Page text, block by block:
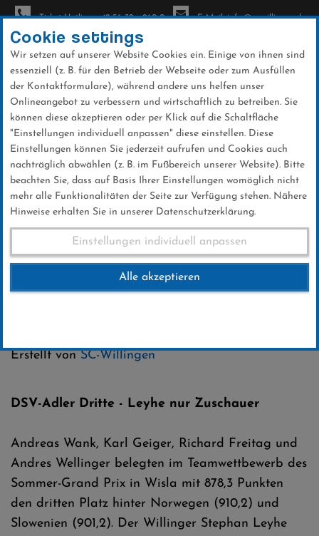
Direkt
zum
Inhalt
Ticket-Hotline: +49 56 32 - 960-0 E-Mail: info@sc-willingen.de
News
FIS Sommer Grand Prix Wisla
22.07.2016
Erstellt vonSC-Willingen
DSV-Adler Dritte - Leyhe nur Zuschauer
Andreas Wank, Karl Geiger, Richard Freitag und
Andres Wellinger belegten im Teamwettbewerb des
Sommer-Grand Prix in Wisla mit 878,3 Punkten
den dritten Platz hinter Norwegen (910,2) und
Slowenien (901,2). Der Willinger Stephan Leyhe
Cookie settings
Wir setzen auf unserer Website Cookies ein. Einige von ihnen sind
essenziell (z. B. für den Betrieb der Webseite oder zum Ausfüllen
der Kontaktformulare), während andere uns helfen unser
Onlineangebot zu verbessern und wirtschaftlich zu betreiben. Sie
können diese akzeptieren oder per Klick auf die Schaltfläche
"Einstellungen individuell anpassen" diese einstellen. Diese
Einstellungen können Sie jederzeit aufrufen und Cookies auch
nachträglich abwählen (z. B. im Fußbereich unserer Website). Bitte
beachten Sie, dass auf Basis Ihrer Einstellungen womöglich nicht
mehr alle Funktionalitäten der Seite zur Verfügung stehen. Nähere
Hinweise erhalten Sie in unserer Datenschutzerklärung.
Einstellungen individuell anpassen
Alle akzeptieren